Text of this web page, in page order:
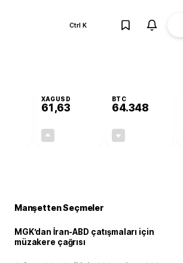
Ctrl K
XAGUSD
61,63
BTC
64.348
Manşetten Seçmeler
MGK’dan İran-ABD çatışmaları için
müzakere çağrısı